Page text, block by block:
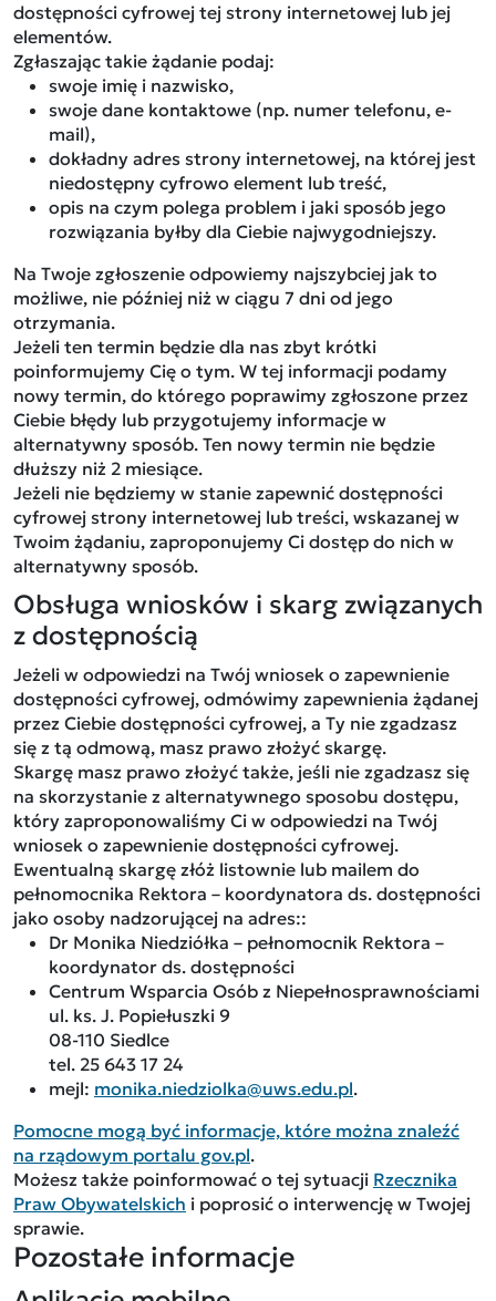
dostępności cyfrowej tej strony internetowej lub jej
elementów.
Zgłaszając takie żądanie podaj:
swoje imię i nazwisko,
swoje dane kontaktowe (np. numer telefonu, e-
mail),
dokładny adres strony internetowej, na której jest
niedostępny cyfrowo element lub treść,
opis na czym polega problem i jaki sposób jego
rozwiązania byłby dla Ciebie najwygodniejszy.
Na Twoje zgłoszenie odpowiemy najszybciej jak to
możliwe, nie później niż w ciągu 7 dni od jego
otrzymania.
Jeżeli ten termin będzie dla nas zbyt krótki
poinformujemy Cię o tym. W tej informacji podamy
nowy termin, do którego poprawimy zgłoszone przez
Ciebie błędy lub przygotujemy informacje w
alternatywny sposób. Ten nowy termin nie będzie
dłuższy niż 2 miesiące.
Jeżeli nie będziemy w stanie zapewnić dostępności
cyfrowej strony internetowej lub treści, wskazanej w
Twoim żądaniu, zaproponujemy Ci dostęp do nich w
alternatywny sposób.
Obsługa wniosków i skarg związanych
z dostępnością
Jeżeli w odpowiedzi na Twój wniosek o zapewnienie
dostępności cyfrowej, odmówimy zapewnienia żądanej
przez Ciebie dostępności cyfrowej, a Ty nie zgadzasz
się z tą odmową, masz prawo złożyć skargę.
Skargę masz prawo złożyć także, jeśli nie zgadzasz się
na skorzystanie z alternatywnego sposobu dostępu,
który zaproponowaliśmy Ci w odpowiedzi na Twój
wniosek o zapewnienie dostępności cyfrowej.
Ewentualną skargę złóż listownie lub mailem do
pełnomocnika Rektora – koordynatora ds. dostępności
jako osoby nadzorującej na adres::
Dr Monika Niedziółka – pełnomocnik Rektora –
koordynator ds. dostępności
Centrum Wsparcia Osób z Niepełnosprawnościami
ul. ks. J. Popiełuszki 9
08-110 Siedlce
tel. 25 643 17 24
mejl: monika.niedziolka@uws.edu.pl.
Pomocne mogą być informacje, które można znaleźć
na rządowym portalu gov.pl.
Możesz także poinformować o tej sytuacji Rzecznika
Praw Obywatelskich i poprosić o interwencję w Twojej
sprawie.
Pozostałe informacje